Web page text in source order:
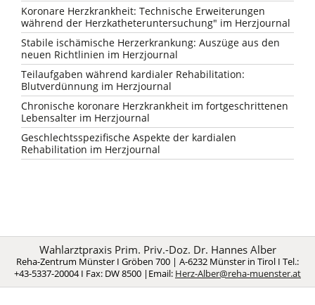
Koronare Herzkrankheit: Technische Erweiterungen
während der Herzkatheteruntersuchung" im Herzjournal
Stabile ischämische Herzerkrankung: Auszüge aus den
neuen Richtlinien im Herzjournal
Teilaufgaben während kardialer Rehabilitation:
Blutverdünnung im Herzjournal
Chronische koronare Herzkrankheit im fortgeschrittenen
Lebensalter im Herzjournal
Geschlechtsspezifische Aspekte der kardialen
Rehabilitation im Herzjournal
Wahlarztpraxis Prim. Priv.-Doz. Dr. Hannes Alber
Reha-Zentrum Münster Ι Gröben 700 | A-6232 Münster in Tirol Ι Tel.:
+43-5337-20004 Ι Fax: DW 8500 |Email: Herz-Alber@reha-muenster.at